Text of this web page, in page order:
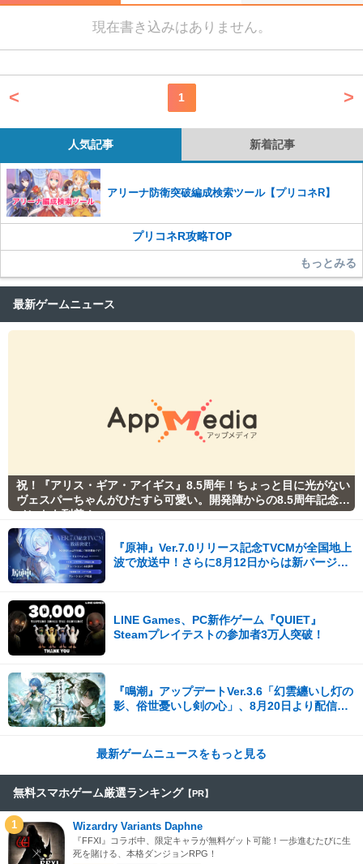
現在書き込みはありません。
< 1 >
人気記事 新着記事
アリーナ防衛突破編成検索ツール【プリコネR】
プリコネR攻略TOP
もっとみる
最新ゲームニュース
祝！『アリス・ギア・アイギス』8.5周年！ちょっと目に光がない
ヴェスパーちゃんがひたすら可愛い。開発陣からの8.5周年記念コ
メントも到着！
『原神』Ver.7.0リリース記念TVCMが全国地上
波で放送中！さらに8月12日からは新バージョ
LINE Games、PC新作ゲーム『QUIET』
Steamプレイテストの参加者3万人突破！
『鳴潮』アップデートVer.3.6「幻雲纏いし灯の
影、俗世憂いし剣の心」、8月20日より配信開
最新ゲームニュースをもっと見る
無料スマホゲーム厳選ランキング 【PR】
1 Wizardry Variants Daphne
『FFXI』コラボ中、限定キャラが無料ゲット可能！一歩進むたびに生
死を賭ける、本格ダンジョンRPG！